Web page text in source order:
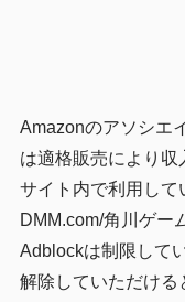
Amazonのアソシエ
は適格販売により収
サイト内で利用して
DMM.com/角川ゲー
Adblockは制限して
解除していただける